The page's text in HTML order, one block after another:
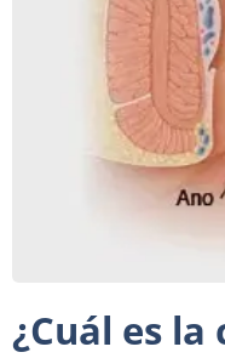
¿Cuál es la